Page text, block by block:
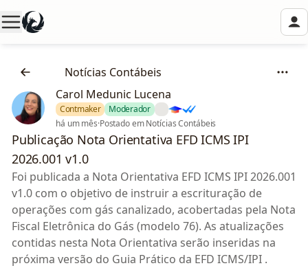
🗞️Notícias Contábeis
Carol Medunic Lucena
Contmaker
Moderador
há um mês·Postado em Notícias Contábeis
Publicação Nota Orientativa EFD ICMS IPI
2026.001 v1.0
Foi publicada a Nota Orientativa EFD ICMS IPI 2026.001
v1.0 com o objetivo de instruir a escrituração de
operações com gás canalizado, acobertadas pela Nota
Fiscal Eletrônica do Gás (modelo 76). As atualizações
contidas nesta Nota Orientativa serão inseridas na
próxima versão do Guia Prático da EFD ICMS/IPI .